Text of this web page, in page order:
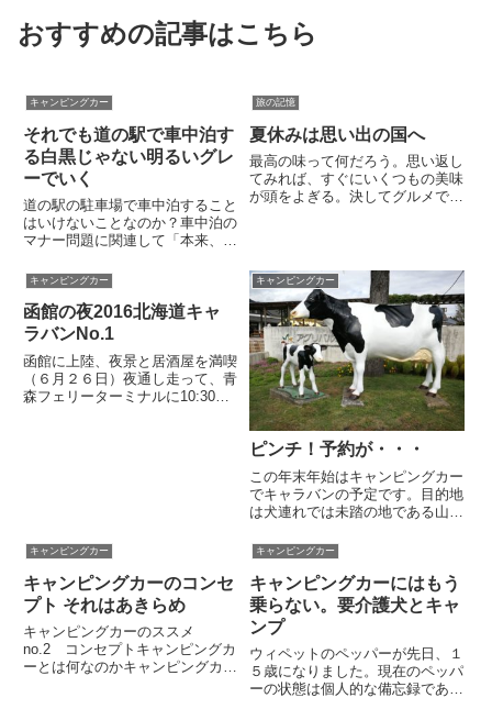
おすすめの記事はこちら
キャンピングカー
それでも道の駅で車中泊す
る白黒じゃない明るいグレ
ーでいく
道の駅の駐車場で車中泊すること
はいけないことなのか？車中泊の
マナー問題に関連して「本来、道
る」といった声が聞こえてきます
ので、私なりの考えを雑文にまと
めてみます。結論から述べると、
私の考えは単純で次のとおりで
す。...
旅の記憶
夏休みは思い出の国へ
最高の味って何だろう。思い返し
てみれば、すぐにいくつもの美味
が頭をよぎる。決してグルメでは
た。しかし最も旨かった物と問う
たとき、心に浮かんでくるのは高
級...
キャンピングカー
函館の夜2016北海道キャ
ラバンNo.1
函館に上陸、夜景と居酒屋を満喫
（６月２６日）夜通し走って、青
森フェリーターミナルに10:30頃
キャンピングカー
ピンチ！予約が・・・
この年末年始はキャンピングカー
でキャラバンの予定です。目的地
は犬連れでは未踏の地である山陰
の北九州。ちょっと欲張りな計画
になりそうですが、今度の年末年
始はカレンダーの並びがよく９連
休が可能です。九州と関西を結
ぶ...
キャンピングカー
キャンピングカーのコンセ
プト それはあきらめ
キャンピングカーのススメ
no.2 コンセプトキャンピングカ
ーとは何なのかキャンピングカー
キャンピングカー
キャンピングカーにはもう
乗らない。要介護犬とキャ
ンプ
ウィペットのペッパーが先日、１
５歳になりました。現在のペッパ
ーの状態は個人的な備忘録である